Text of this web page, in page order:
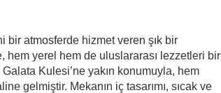
bir atmosferde hizmet veren şık bir
hem yerel hem de uluslararası lezzetleri bir
Kulesi’ne yakın konumuyla, hem
gelmiştir. Mekanın iç tasarımı, sıcak ve